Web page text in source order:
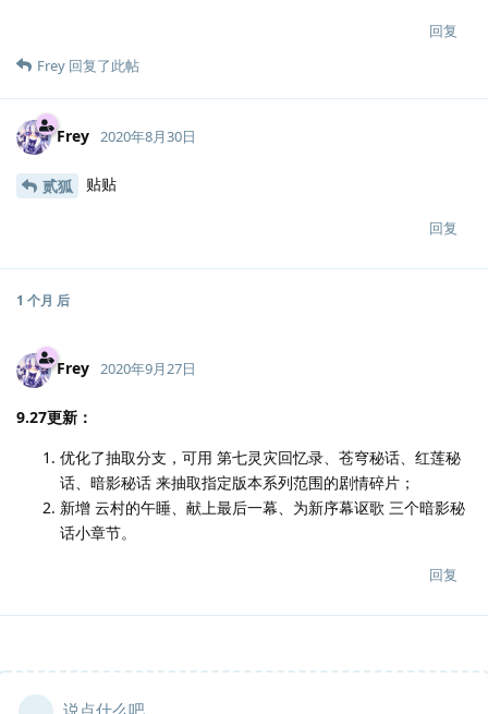
回复
Frey 回复了此帖
Frey 2020年8月30日
贰狐 贴贴
回复
1 个月 后
Frey 2020年9月27日
9.27更新：
优化了抽取分支，可用 第七灵灾回忆录、苍穹秘话、红莲秘
话、暗影秘话 来抽取指定版本系列范围的剧情碎片；
新增 云村的午睡、献上最后一幕、为新序幕讴歌 三个暗影秘
话小章节。
回复
说点什么吧...